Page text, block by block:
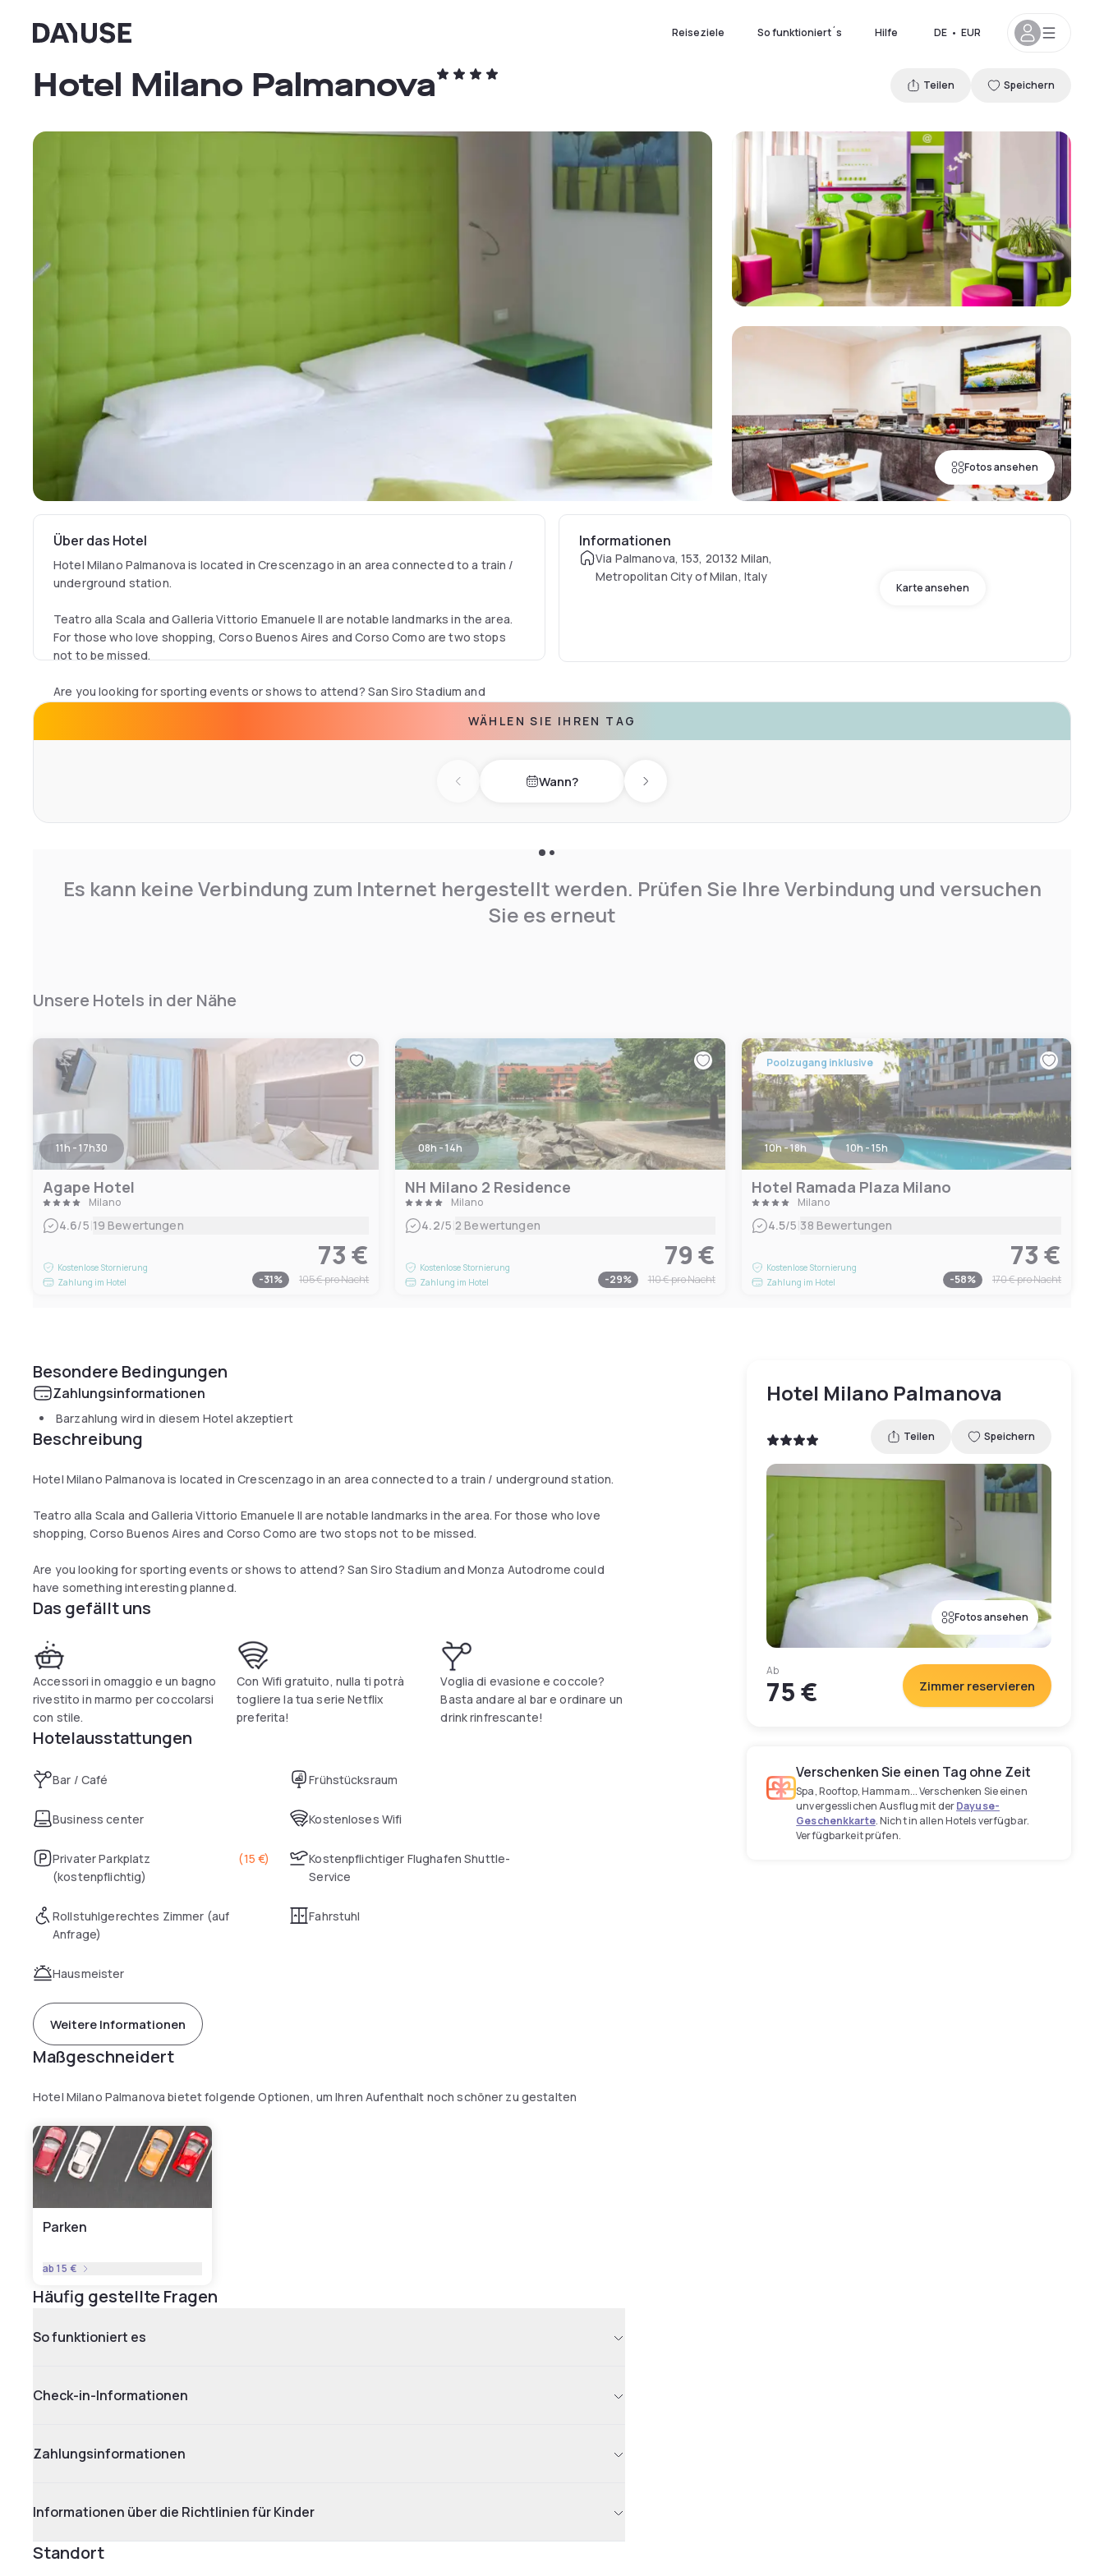
Dayuse Reiseziele So funktioniert´s Hilfe DE • EUR
Fotos ansehen
Hotel Milano Palmanova Teilen Speichern
Über das Hotel
Hotel Milano Palmanova is located in Crescenzago in an area connected to a train /
underground station.
Teatro alla Scala and Galleria Vittorio Emanuele II are notable landmarks in the area.
For those who love shopping, Corso Buenos Aires and Corso Como are two stops
not to be missed.
Are you looking for sporting events or shows to attend? San Siro Stadium and
Informationen
Via Palmanova, 153, 20132 Milan,
Metropolitan City of Milan, Italy
Karte ansehen
WÄHLEN SIE IHREN TAG
Previous day Wann? Next day
Es kann keine Verbindung zum Internet hergestellt werden. Prüfen Sie Ihre Verbindung und versuchen
Sie es erneut
Unsere Hotels in der Nähe
11h - 17h30
Agape Hotel
Milano
4.6/5|19 Bewertungen
Kostenlose Stornierung
Zahlung im Hotel
73 €
-31% 105 €pro Nacht
08h - 14h
NH Milano 2 Residence
Milano
4.2/5|2 Bewertungen
Kostenlose Stornierung
Zahlung im Hotel
79 €
-29% 110 €pro Nacht
Poolzugang inklusive
10h - 18h 10h - 15h
Hotel Ramada Plaza Milano
Milano
4.5/5|38 Bewertungen
Kostenlose Stornierung
Zahlung im Hotel
73 €
-58% 170 €pro Nacht
Besondere Bedingungen
Zahlungsinformationen
Barzahlung wird in diesem Hotel akzeptiert
Beschreibung
Hotel Milano Palmanova is located in Crescenzago in an area connected to a train / underground station.
Teatro alla Scala and Galleria Vittorio Emanuele II are notable landmarks in the area. For those who love
shopping, Corso Buenos Aires and Corso Como are two stops not to be missed.
Are you looking for sporting events or shows to attend? San Siro Stadium and Monza Autodrome could
have something interesting planned.
Das gefällt uns
Accessori in omaggio e un bagno
rivestito in marmo per coccolarsi
con stile.
Con Wifi gratuito, nulla ti potrà
togliere la tua serie Netflix
preferita!
Voglia di evasione e coccole?
Basta andare al bar e ordinare un
drink rinfrescante!
Hotelausstattungen
Bar / Café Frühstücksraum
Business center Kostenloses Wifi
Privater Parkplatz
(kostenpflichtig)
(15 €)
Kostenpflichtiger Flughafen Shuttle-
Service
Rollstuhlgerechtes Zimmer (auf
Anfrage)
Fahrstuhl
Hausmeister
Weitere Informationen
Maßgeschneidert
Hotel Milano Palmanova bietet folgende Optionen, um Ihren Aufenthalt noch schöner zu gestalten
Parken
ab15 €
Häufig gestellte Fragen
So funktioniert es
Check-in-Informationen
Zahlungsinformationen
Informationen über die Richtlinien für Kinder
Standort
Hotel Milano Palmanova
Teilen Speichern
Fotos ansehen
Ab
75 € Zimmer reservieren
Verschenken Sie einen Tag ohne Zeit
Spa, Rooftop, Hammam... Verschenken Sie einen
unvergesslichen Ausflug mit derDayuse-
Geschenkkarte. Nicht in allen Hotels verfügbar.
Verfügbarkeit prüfen.